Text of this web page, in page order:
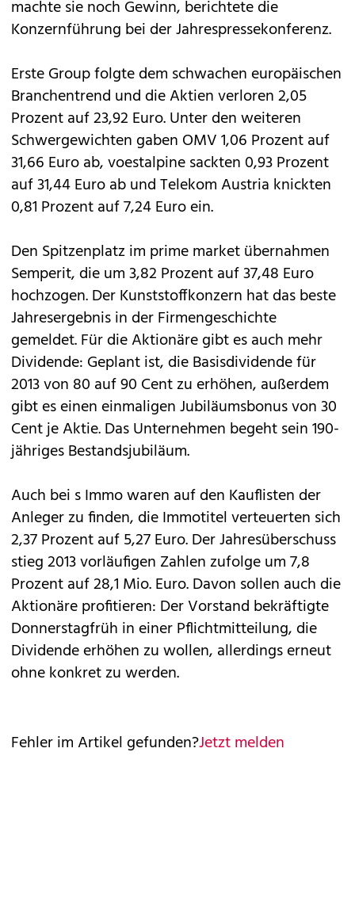
machte sie noch Gewinn, berichtete die
Konzernführung bei der Jahrespressekonferenz.
Erste Group folgte dem schwachen europäischen
Branchentrend und die Aktien verloren 2,05
Prozent auf 23,92 Euro. Unter den weiteren
Schwergewichten gaben OMV 1,06 Prozent auf
31,66 Euro ab, voestalpine sackten 0,93 Prozent
auf 31,44 Euro ab und Telekom Austria knickten
0,81 Prozent auf 7,24 Euro ein.
Den Spitzenplatz im prime market übernahmen
Semperit, die um 3,82 Prozent auf 37,48 Euro
hochzogen. Der Kunststoffkonzern hat das beste
Jahresergebnis in der Firmengeschichte
gemeldet. Für die Aktionäre gibt es auch mehr
Dividende: Geplant ist, die Basisdividende für
2013 von 80 auf 90 Cent zu erhöhen, außerdem
gibt es einen einmaligen Jubiläumsbonus von 30
Cent je Aktie. Das Unternehmen begeht sein 190-
jähriges Bestandsjubiläum.
Auch bei s Immo waren auf den Kauflisten der
Anleger zu finden, die Immotitel verteuerten sich
2,37 Prozent auf 5,27 Euro. Der Jahresüberschuss
stieg 2013 vorläufigen Zahlen zufolge um 7,8
Prozent auf 28,1 Mio. Euro. Davon sollen auch die
Aktionäre profitieren: Der Vorstand bekräftigte
Donnerstagfrüh in einer Pflichtmitteilung, die
Dividende erhöhen zu wollen, allerdings erneut
ohne konkret zu werden.
Fehler im Artikel gefunden?Jetzt melden